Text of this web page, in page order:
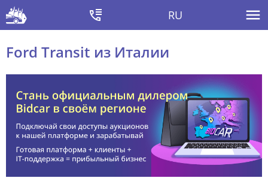
RU
Ford Transit из Италии